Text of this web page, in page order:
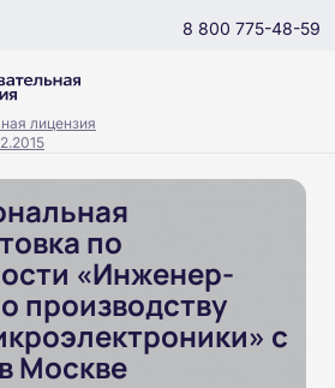
8 800 775-48-59
лицензия
по
«Инженер-
производству
с
Москве